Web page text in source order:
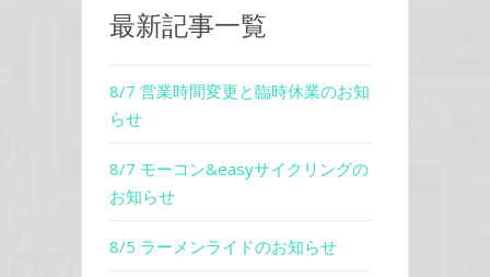
最新記事一覧
8/7 営業時間変更と臨時休業のお知
らせ
8/7 モーコン&easyサイクリングの
お知らせ
8/5 ラーメンライドのお知らせ